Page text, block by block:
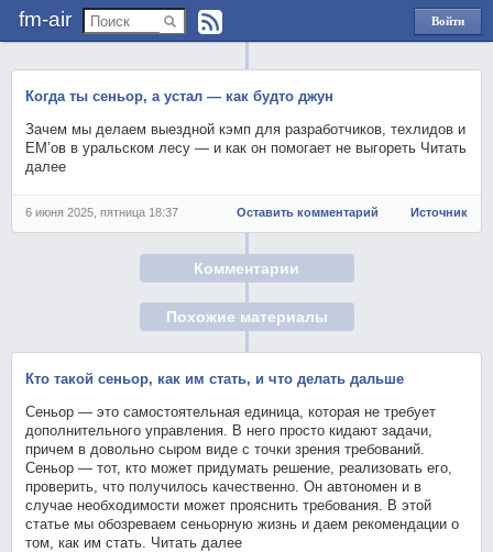
fm-air
Войти
через
Когда ты сеньор, а устал — как будто джун
Зачем мы делаем выездной кэмп для разработчиков, техлидов и
EM’ов в уральском лесу — и как он помогает не выгореть Читать
далее
6 июня 2025, пятница 18:37 Оставить комментарий Источник
Комментарии
Похожие материалы
Кто такой сеньор, как им стать, и что делать дальше
Сеньор — это самостоятельная единица, которая не требует
дополнительного управления. В него просто кидают задачи,
причем в довольно сыром виде с точки зрения требований.
Сеньор — тот, кто может придумать решение, реализовать его,
проверить, что получилось качественно. Он автономен и в
случае необходимости может прояснить требования. В этой
статье мы обозреваем сеньорную жизнь и даем рекомендации о
том, как им стать. Читать далее